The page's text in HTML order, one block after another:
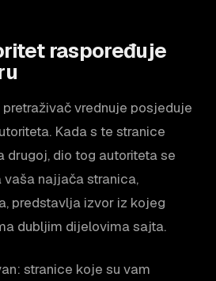
raspoređuje
vrednuje posjeduje
Kada s te stranice
drugoj, dio tog autoriteta se
vaša najjača stranica,
predstavlja izvor iz kojeg
dubljim dijelovima sajta.
stranice koje su vam